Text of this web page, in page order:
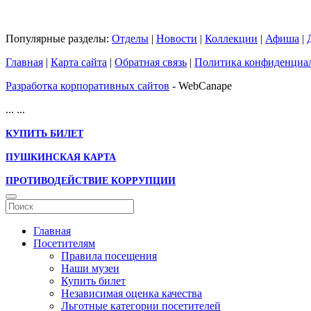
Популярные разделы: Отделы | Новости | Коллекции | Афиша |
Главная | Карта сайта | Обратная связь | Политика
Разработка корпоративных сайтов - WebCanape
... ...
КУПИТЬ БИЛЕТ
ПУШКИНСКАЯ КАРТА
ПРОТИВОДЕЙСТВИЕ КОРРУПЦИИ
Главная
Посетителям
Правила посещения
Наши музеи
Купить билет
Независимая оценка качества
Льготные категории посетителей